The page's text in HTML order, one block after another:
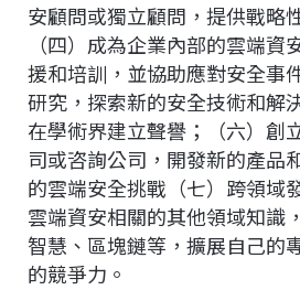
安顧問或獨立顧問，提供戰略
（四）成為企業內部的雲端資
援和培訓，並協助應對安全事
研究，探索新的安全技術和解
在學術界建立聲譽；（六）創
司或咨詢公司，開發新的產品
的雲端安全挑戰（七）跨領域
雲端資安相關的其他領域知識
智慧、區塊鏈等，擴展自己的
的競爭力。